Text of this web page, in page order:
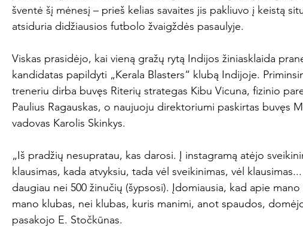
šventė šį mėnesį – prieš kelias savaites jis pakliuvo į keistą
atsiduria didžiausios futbolo žvaigždės pasaulyje.
Viskas prasidėjo, kai vieną gražų rytą Indijos žiniasklaida
kandidatas papildyti „Kerala Blasters“ klubą Indijoje.
treneriu dirba buvęs Riterių strategas Kibu Vicuna, fizinio
Paulius Ragauskas, o naujuoju direktoriumi paskirtas buvęs
vadovas Karolis Skinkys.
„Iš pradžių nesupratau, kas darosi. Į instagramą atėjo
klausimas, kada atvyksiu, tada vėl sveikinimas, vėl
daugiau nei 500 žinučių (šypsosi). Įdomiausia, kad apie
mano klubas, nei klubas, kuris manimi, anot spaudos,
pasakojo E. Stočkūnas.